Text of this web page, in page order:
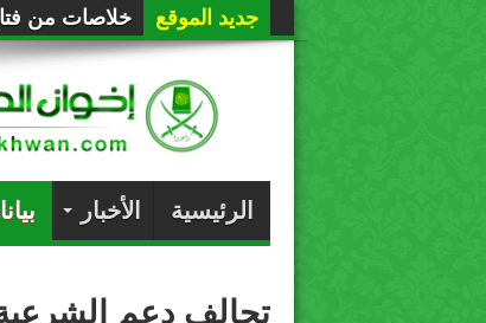
جديد الموقع خلاصات من
الرئيسية الأخبار
تحالف دعم